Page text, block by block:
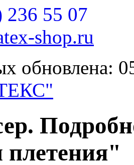
236 55 07
shop.ru
обновлена:
плетения"